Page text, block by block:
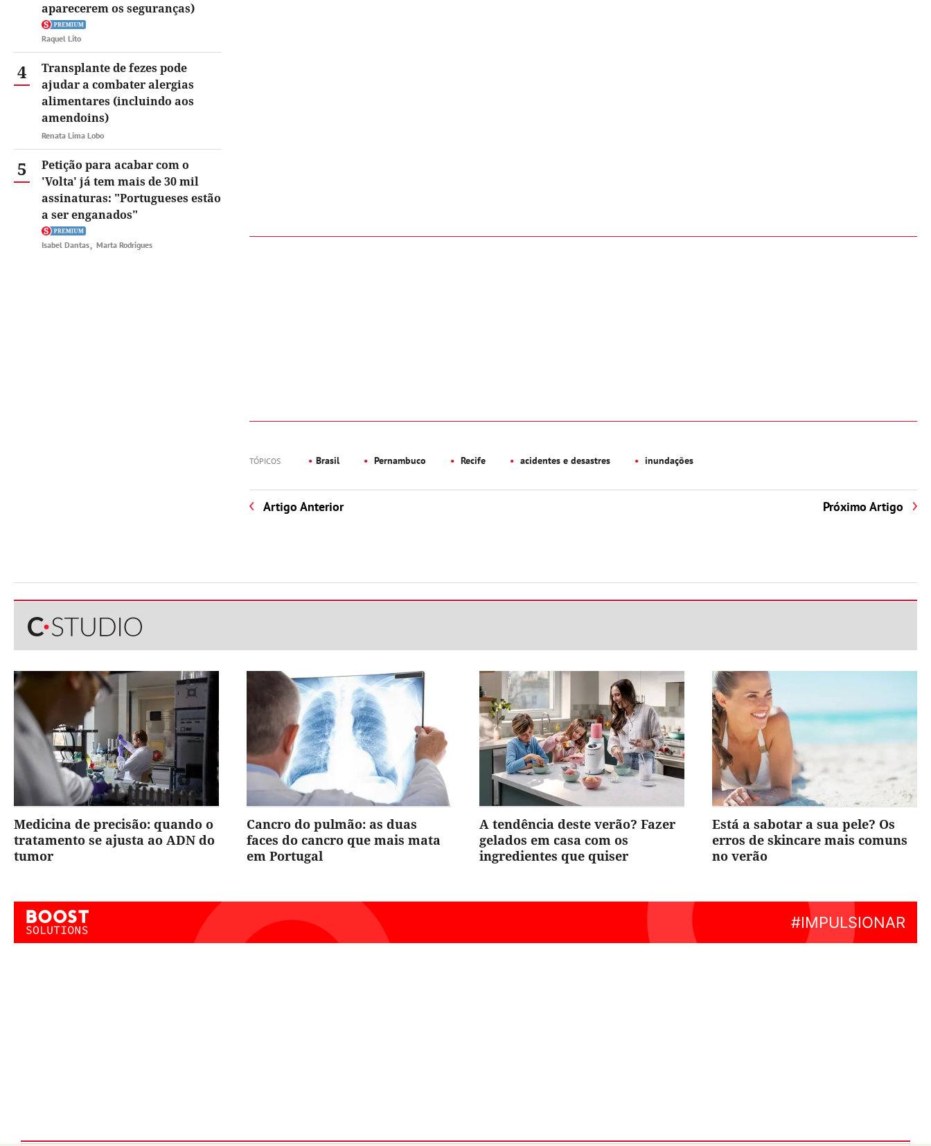
aparecerem os seguranças)
Raquel Lito
4
Transplante de fezes pode
ajudar a combater alergias
alimentares (incluindo aos
amendoins)
Renata Lima Lobo
5
Petição para acabar com o
'Volta' já tem mais de 30 mil
assinaturas: "Portugueses estão
a ser enganados"
Isabel Dantas Marta Rodrigues
TÓPICOS Brasil Pernambuco Recife acidentes e desastres inundações
Artigo Anterior Próximo Artigo
Medicina de precisão: quando o
tratamento se ajusta ao ADN do
tumor
Cancro do pulmão: as duas
faces do cancro que mais mata
em Portugal
A tendência deste verão? Fazer
gelados em casa com os
ingredientes que quiser
Está a sabotar a sua pele? Os
erros de skincare mais comuns
no verão